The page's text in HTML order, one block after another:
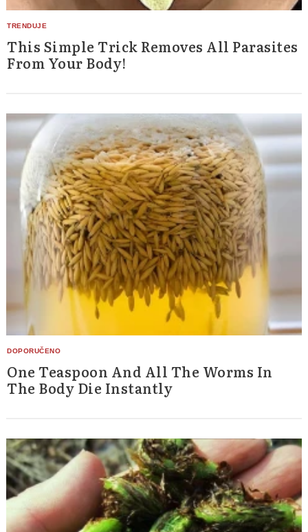
This Simple Trick Removes All Parasites
From Your Body!
One Teaspoon And All The Worms In
The Body Die Instantly